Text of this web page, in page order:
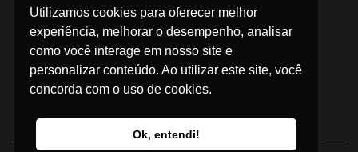
Utilizamos cookies para oferecer melhor
experiência, melhorar o desempenho, analisar
como você interage em nosso site e
personalizar conteúdo. Ao utilizar este site, você
concorda com o uso de cookies.
Ok, entendi!
Assessoria de Imprensa
Marketing B2B
Saúde